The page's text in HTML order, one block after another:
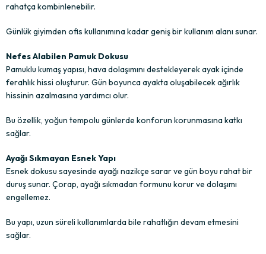
rahatça kombinlenebilir.
Günlük giyimden ofis kullanımına kadar geniş bir kullanım alanı sunar.
Nefes Alabilen Pamuk Dokusu
Pamuklu kumaş yapısı, hava dolaşımını destekleyerek ayak içinde
ferahlık hissi oluşturur. Gün boyunca ayakta oluşabilecek ağırlık
hissinin azalmasına yardımcı olur.
Bu özellik, yoğun tempolu günlerde konforun korunmasına katkı
sağlar.
Ayağı Sıkmayan Esnek Yapı
Esnek dokusu sayesinde ayağı nazikçe sarar ve gün boyu rahat bir
duruş sunar. Çorap, ayağı sıkmadan formunu korur ve dolaşımı
engellemez.
Bu yapı, uzun süreli kullanımlarda bile rahatlığın devam etmesini
sağlar.